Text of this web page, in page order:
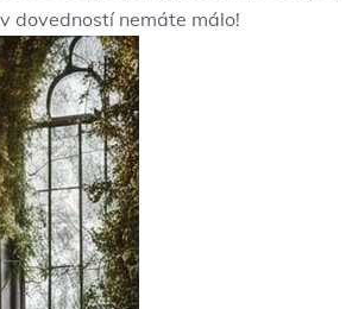
dovedností nemáte málo!